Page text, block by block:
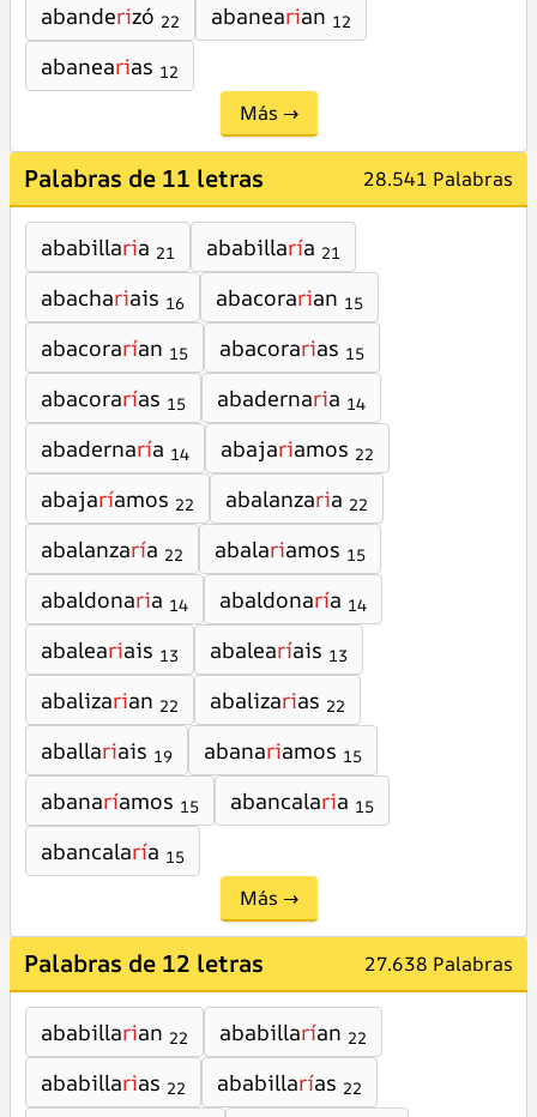
abanderizó 22 abanearian 12
abanearias 12
Más →
Palabras de 11 letras 28.541 Palabras
ababillaria 21 ababillaría 21
abachariais 16 abacorarian 15
abacorarían 15 abacorarias 15
abacorarías 15 abadernaria 14
abadernaría 14 abajariamos 22
abajaríamos 22 abalanzaria 22
abalanzaría 22 abalariamos 15
abaldonaria 14 abaldonaría 14
abaleariais 13 abalearíais 13
abalizarian 22 abalizarias 22
aballariais 19 abanariamos 15
abanaríamos 15 abancalaria 15
abancalaría 15
Más →
Palabras de 12 letras 27.638 Palabras
ababillarian 22 ababillarían 22
ababillarias 22 ababillarías 22